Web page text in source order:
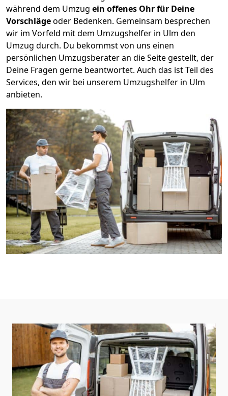
während dem Umzug ein offenes Ohr für Deine
Vorschlägeoder Bedenken. Gemeinsam besprechen
wir im Vorfeld mit dem Umzugshelfer in Ulm den
Umzug durch. Du bekommst von uns einen
persönlichen Umzugsberater an die Seite gestellt, der
Deine Fragen gerne beantwortet. Auch das ist Teil des
Services, den wir bei unserem Umzugshelfer in Ulm
anbieten.